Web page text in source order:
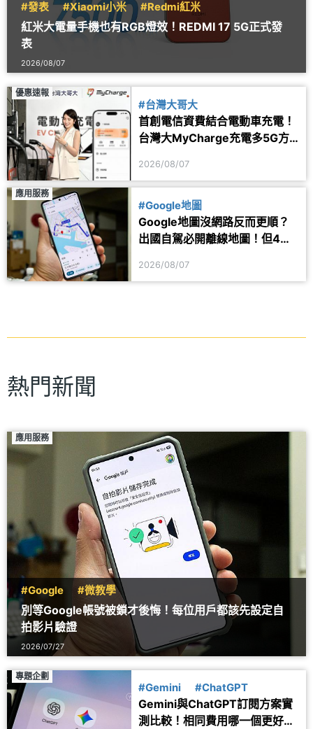
#發表 #Xiaomi小米 #Redmi紅米
紅米大電量手機也有RGB燈效！REDMI 17 5G正式發
表
2026/08/07
優惠速報
#台灣大哥大
首創電信資費結合電動車充電！
台灣大MyCharge充電多5G方
2026/08/07
應用服務
#Google地圖
Google地圖沒網路反而更順？
出國自駕必開離線地圖！但4項
2026/08/07
熱門新聞
應用服務
#Google #微教學
別等Google帳號被鎖才後悔！每位用戶都該先設定自
拍影片驗證
2026/07/27
專題企劃
#Gemini #ChatGPT
Gemini與ChatGPT訂閱方案實
測比較！相同費用哪一個更好